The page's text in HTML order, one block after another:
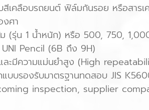
สีเคลือบรถยนต์ ฟิล์มกันรอย หรือสาร
ศา
(รุ่น 1 น้ำหนัก) หรือ 500, 750,
Pencil (6B ถึง 9H)
ละมีความแม่นยำสูง (High
บรองรับมาตรฐานทดสอบ JIS
inspection, supplier